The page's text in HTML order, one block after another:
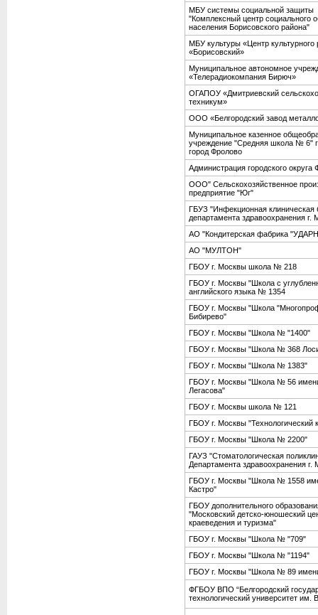
МБУ системы социальной защиты
"Комплексный центр социального
населения Борисовского района"
МБУ культуры «Центр культурного
«Борисовский»
Муниципальное автономное
«Телерадиокомпания Бирюч»
ОГАПОУ «Дмитриевский
техникум»
ООО «Белгородский завод
Муниципальное казенное
учреждение "Средняя школа № 6"
город Фролово
Администрация городского округа
ООО" Сельскохозяйственное
предприятие "Юг"
ГБУЗ "Инфекционная
департамента здравоохранения г.
АО "Кондитерская фабрика
АО "МУЛТОН"
ГБОУ г. Москвы школа № 218
ГБОУ г. Москвы "Школа с
английского языка № 1354
ГБОУ г. Москвы "Школа
Бибирево"
ГБОУ г. Москвы "Школа № "1400"
ГБОУ г. Москвы "Школа № 368
ГБОУ г. Москвы "Школа № 1383"
ГБОУ г. Москвы "Школа № 56
Легасова"
ГБОУ г. Москвы школа № 121
ГБОУ г. Москвы "Технологический
ГБОУ г. Москвы "Школа № 2200"
ГАУЗ "Стоматологическая
Департамента здравоохранения г.
ГБОУ г. Москвы "Школа № 1558
Кастро"
ГБОУ дополнительного
"Московский детско-юношеский
краеведения и туризма"
ГБОУ г. Москвы "Школа № "709"
ГБОУ г. Москвы "Школа № "1194"
ГБОУ г. Москвы "Школа № 89
ФГБОУ ВПО “Белгородский
технологический университет им.